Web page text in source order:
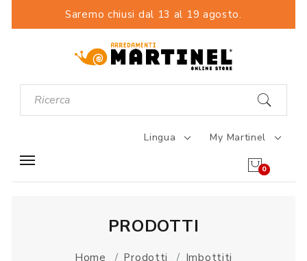
Saremo chiusi dal 13 al 19 agosto.
Lingua My Martinel
0
PRODOTTI
Home Prodotti
Imbottiti